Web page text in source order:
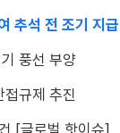
추석 전 조기 지
풍선 부양
접규제 추진
[글로벌 핫이슈]